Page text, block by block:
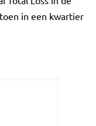
in een kwartier